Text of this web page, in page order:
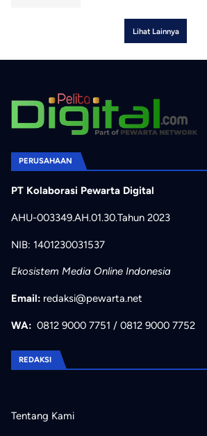
Lihat Lainnya
PERUSAHAAN
PT Kolaborasi Pewarta Digital
AHU-003349.AH.01.30.Tahun 2023
NIB: 1401230031537
Ekosistem Media Online Indonesia
Email: redaksi@pewarta.net
WA: 0812 9000 7751 / 0812 9000 7752
REDAKSI
Tentang Kami